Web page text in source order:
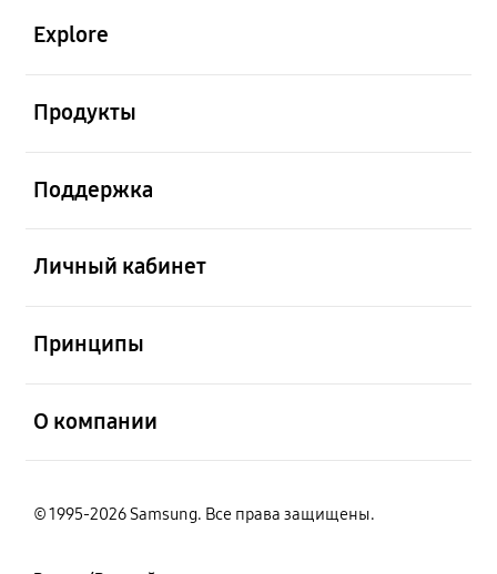
Explore
Продукты
Поддержка
Личный кабинет
Принципы
О компании
© 1995-2026 Samsung. Все права защищены.